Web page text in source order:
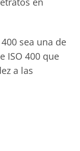
sea una de
ISO 400 que
a las